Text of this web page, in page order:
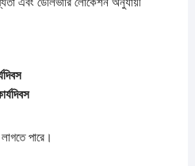
পারে।